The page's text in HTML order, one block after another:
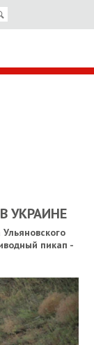
УКРАИНЕ
пикап -